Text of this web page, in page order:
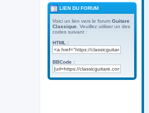
LIEN DU FORUM
Voici un lien vers le forum Guitare
Classique . Veuillez utiliser un des
codes suivant :
HTML :
BBCode :